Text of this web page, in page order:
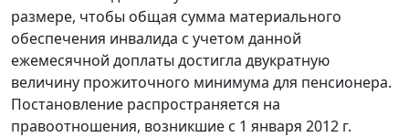
размере, чтобы общая сумма материального
обеспечения инвалида с учетом данной
ежемесячной доплаты достигла двукратную
величину прожиточного минимума для пенсионера.
Постановление распространяется на
правоотношения, возникшие с 1 января 2012 г.